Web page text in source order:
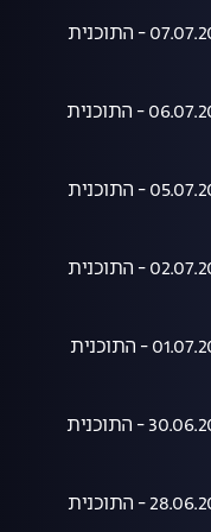
הצינור 07.07.2026 - התוכנית
הצינור 06.07.2026 - התוכנית
הצינור 05.07.2026 - התוכנית
הצינור 02.07.2026 - התוכנית
הצינור 01.07.2026 - התוכנית
הצינור 30.06.2026 - התוכנית
הצינור 28.06.2026 - התוכנית